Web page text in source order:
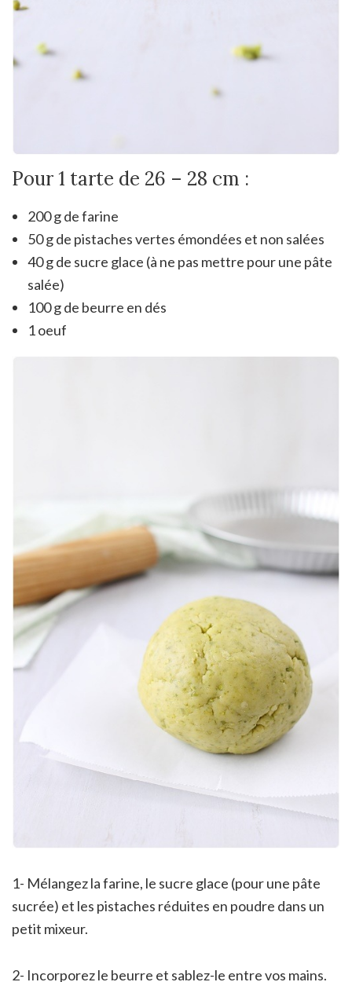
Pour 1 tarte de 26 – 28 cm :
200 g de farine
50 g de pistaches vertes émondées et non salées
40 g de sucre glace (à ne pas mettre pour une pâte
salée)
100 g de beurre en dés
1 oeuf
1- Mélangez la farine, le sucre glace (pour une pâte
sucrée) et les pistaches réduites en poudre dans un
petit mixeur.
2- Incorporez le beurre et sablez-le entre vos mains.